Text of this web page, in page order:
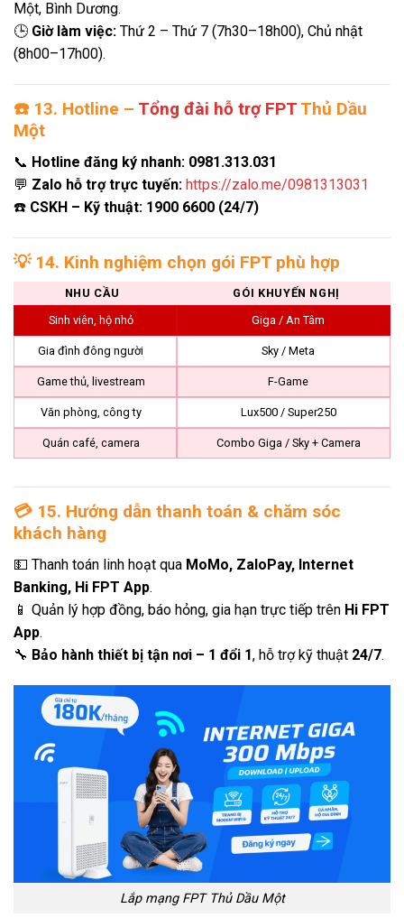
Một, Bình Dương.
🕒 Giờ làm việc: Thứ 2 – Thứ 7 (7h30–18h00), Chủ nhật
(8h00–17h00).
☎️ 13. Hotline – Tổng đài hỗ trợ FPT Thủ Dầu
Một
📞 Hotline đăng ký nhanh: 0981.313.031
💬 Zalo hỗ trợ trực tuyến: https://zalo.me/0981313031
☎️ CSKH – Kỹ thuật: 1900 6600 (24/7)
💡 14. Kinh nghiệm chọn gói FPT phù hợp
NHU CẦU
GÓI KHUYẾN NGHỊ
Sinh viên, hộ nhỏ
Giga / An Tâm
Gia đình đông người Sky / Meta
Game thủ, livestream F-Game
Văn phòng, công ty Lux500 / Super250
Quán café, camera Combo Giga / Sky + Camera
💳 15. Hướng dẫn thanh toán & chăm sóc
khách hàng
💵 Thanh toán linh hoạt qua MoMo, ZaloPay, Internet
Banking, Hi FPT App.
📱 Quản lý hợp đồng, báo hỏng, gia hạn trực tiếp trên Hi FPT
App.
🔧 Bảo hành thiết bị tận nơi – 1 đổi 1, hỗ trợ kỹ thuật 24/7.
Lắp mạng FPT Thủ Dầu Một